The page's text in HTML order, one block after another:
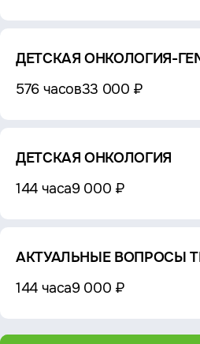
ДЕТСКАЯ ОНКОЛОГИЯ-
576 часов33 000 ₽
ДЕТСКАЯ ОНКОЛОГИЯ
144 часа9 000 ₽
АКТУАЛЬНЫЕ ВОПРОСЫ
144 часа9 000 ₽